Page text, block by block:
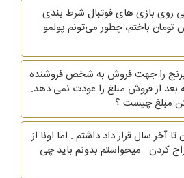
روی بازی های فوتبال شرط بندی
30 میلیون تومان باختم، چطور می‌تونم پولمو
200 کیلو برنج را جهت فروش به شخص فروشنده
بعد از فروش مبلغ را عودت نمی دهد.
مبلغ چیست ؟
آخر سال قرار داد داشتم . اما اونا از
کردن . میخواستم بدونم باید چی